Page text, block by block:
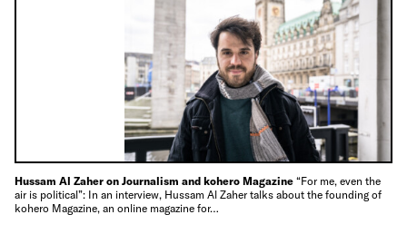
Hussam Al Zaher on Journalism and kohero Magazine “For me, even the
air is political”: In an interview, Hussam Al Zaher talks about the founding of
kohero Magazine, an online magazine for…